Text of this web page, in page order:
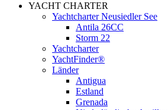
YACHT CHARTER
Yachtcharter Neusiedler See
Antila 26CC
Storm 22
Yachtcharter
YachtFinder®
Länder
Antigua
Estland
Grenada